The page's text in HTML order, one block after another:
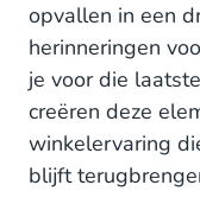
opvallen in een
herinneringen
je voor die
creëren deze
winkelervaring
blijft